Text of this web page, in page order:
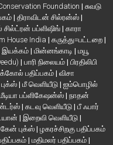
Foundation | சுவடு
| திராவிடன் சில்ரன்ஸ் |
பப்ளிஷிங் | காரா
House India | கருத்து=பட்டறை |
இயக்கம் | மின்னங்காடி | மயூ
| பாரி நிலையம் | பிரதிலிபி
பதிப்பகம் | விசா
| மீ வெளியீடு | ஐம்பொழில்
பப்ளிகேஷன்ஸ் | நாதன்
| கடவு வெளியீடு | பீ ஃபார்
| இறைவி வெளியீடு |
புக்ஸ்| ழகரச்சிறகு பதிப்பகம்
| மதிமலர் பதிப்பகம் |